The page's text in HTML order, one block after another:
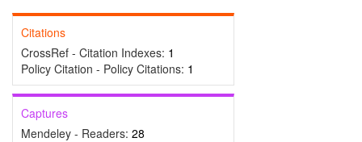
Citations
CrossRef - Citation Indexes: 1
Policy Citation - Policy Citations: 1
Captures
Mendeley - Readers: 28